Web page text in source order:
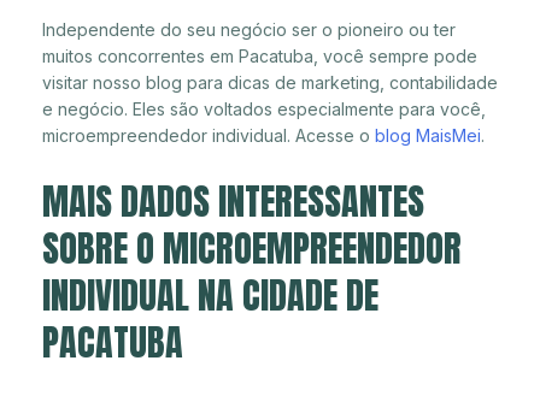
Independente do seu negócio ser o pioneiro ou ter
muitos concorrentes em Pacatuba, você sempre pode
visitar nosso blog para dicas de marketing, contabilidade
e negócio. Eles são voltados especialmente para você,
microempreendedor individual. Acesse o blog MaisMei.
MAIS DADOS INTERESSANTES
SOBRE O MICROEMPREENDEDOR
INDIVIDUAL NA CIDADE DE
PACATUBA